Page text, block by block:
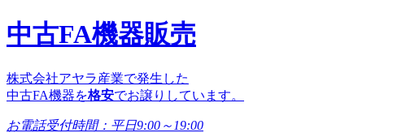
中古FA機器販売
株式会社アヤラ産業で発生した
中古FA機器を格安でお譲りしています。
お電話受付時間： 平日9:00～19:00